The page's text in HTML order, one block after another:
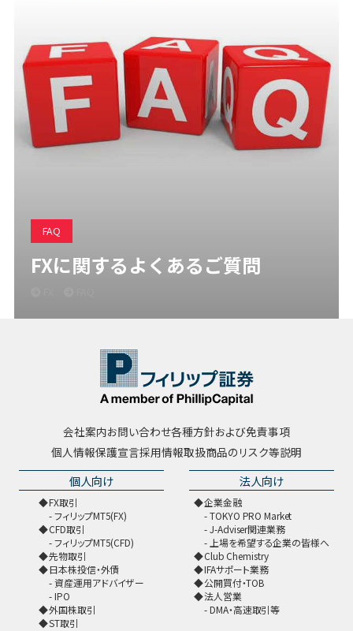
FAQ
FXに関するよくあるご質問
会社案内お問い合わせ各種方針および免責事項
個人情報保護宣言採用情報取扱商品のリスク等説明
個人向け
FX取引
フィリップMT5(FX)
CFD取引
フィリップMT5(CFD)
先物取引
日本株投信・外債
資産運用アドバイザー
IPO
外国株取引
ST取引
法人向け
企業金融
TOKYO PRO Market
J-Adviser関連業務
上場を希望する企業の皆様へ
Club Chemistry
IFAサポート業務
公開買付・TOB
法人営業
DMA・高速取引等